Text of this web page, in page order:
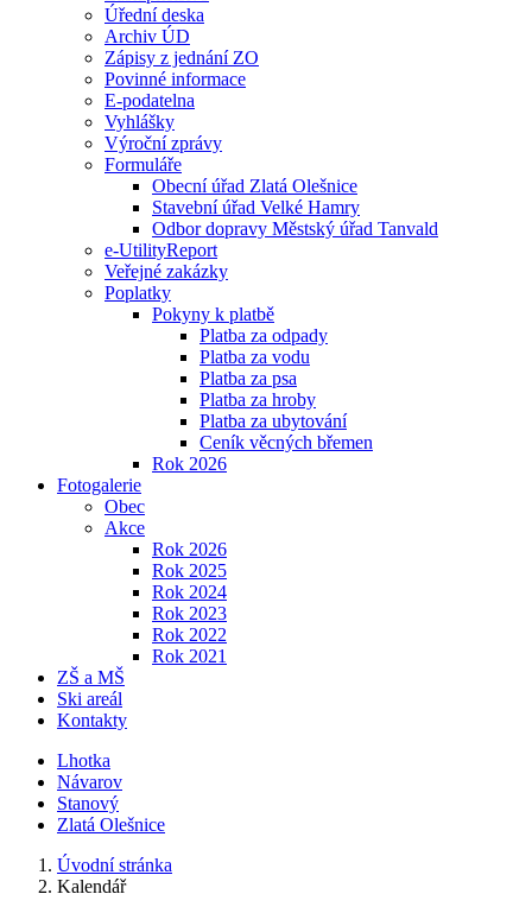
Úřední deska
Archiv ÚD
Zápisy z jednání ZO
Povinné informace
E-podatelna
Vyhlášky
Výroční zprávy
Formuláře
Obecní úřad Zlatá Olešnice
Stavební úřad Velké Hamry
Odbor dopravy Městský úřad Tanvald
e-UtilityReport
Veřejné zakázky
Poplatky
Pokyny k platbě
Platba za odpady
Platba za vodu
Platba za psa
Platba za hroby
Platba za ubytování
Ceník věcných břemen
Rok 2026
Fotogalerie
Obec
Akce
Rok 2026
Rok 2025
Rok 2024
Rok 2023
Rok 2022
Rok 2021
ZŠ a MŠ
Ski areál
Kontakty
Lhotka
Návarov
Stanový
Zlatá Olešnice
Úvodní stránka
Kalendář